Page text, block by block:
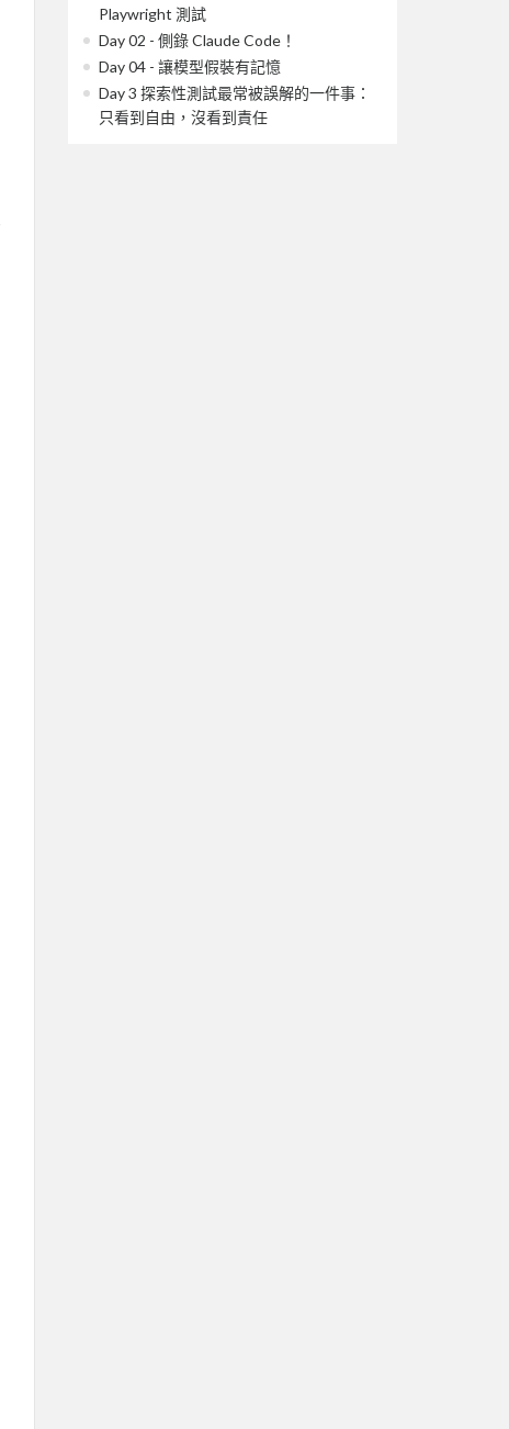
Playwright 測試
Day 02 - 側錄 Claude Code！
Day 04 - 讓模型假裝有記憶
Day 3 探索性測試最常被誤解的一件事：
只看到自由，沒看到責任